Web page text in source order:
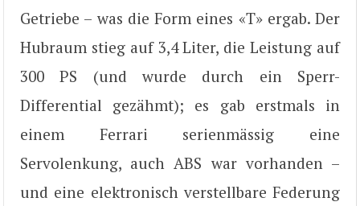
Getriebe – was die Form eines «T» ergab. Der
Hubraum stieg auf 3,4 Liter, die Leistung auf
300 PS (und wurde durch ein Sperr-
Differential gezähmt); es gab erstmals in
einem Ferrari serienmässig eine
Servolenkung, auch ABS war vorhanden –
und eine elektronisch verstellbare Federung